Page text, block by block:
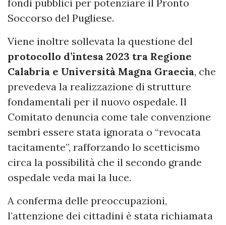
fondi pubblici per potenziare il Pronto
Soccorso del Pugliese.
Viene inoltre sollevata la questione del
protocollo d’intesa 2023 tra Regione
Calabria e Università Magna Graecia, che
prevedeva la realizzazione di strutture
fondamentali per il nuovo ospedale. Il
Comitato denuncia come tale convenzione
sembri essere stata ignorata o “revocata
tacitamente”, rafforzando lo scetticismo
circa la possibilità che il secondo grande
ospedale veda mai la luce.
A conferma delle preoccupazioni,
l’attenzione dei cittadini è stata richiamata